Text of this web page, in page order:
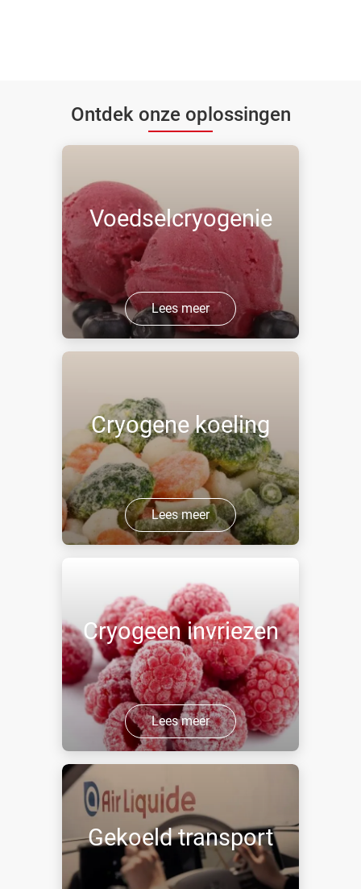
Ontdek onze oplossingen
Voedselcryogenie
Lees meer
Cryogene koeling
Lees meer
Cryogeen invriezen
Lees meer
Gekoeld transport